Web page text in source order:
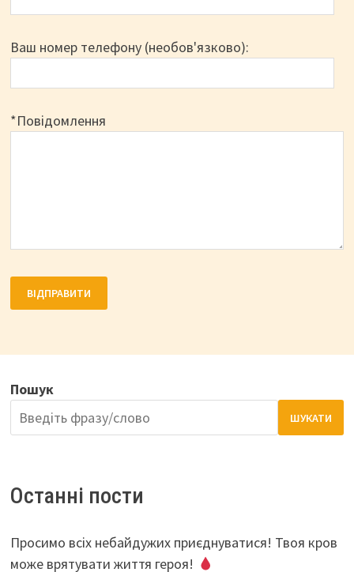
Ваш номер телефону (необов'язково):
*Повідомлення
Пошук
ШУКАТИ
Останні пости
Просимо всіх небайдужих приєднуватися! Твоя кров
може врятувати життя героя!